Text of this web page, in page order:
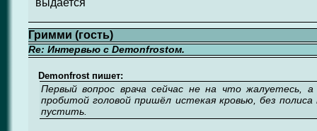
выдается
Гримми (гость)
Re: Интервью с Demonfrostом.
Demonfrost пишет:
Первый вопрос врача сейчас не на что жалуетесь,
пробитой головой пришёл истекая кровью, без
пустить.